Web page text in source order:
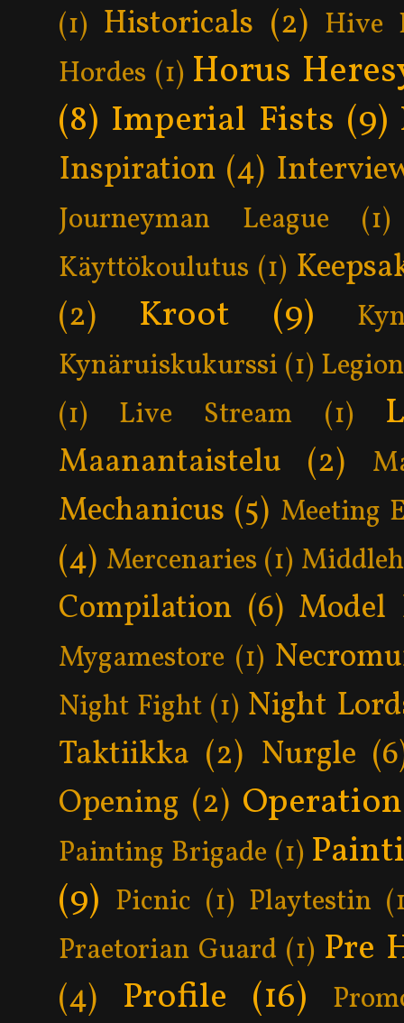
(1) Historicals (2) Hive
Hordes (1) Horus
(8) Imperial Fists (9)
Inspiration (4)
Journeyman League
(1)
Käyttökoulutus (1)
(2)
Kroot (9)
Kynäruiskukurssi (1)
(1)
Live Stream (1)
Maanantaistelu (2)
Mechanicus (5) Meeting
(4) Mercenaries (1)
Compilation (6) Model
Mygamestore (1)
Night Fight (1) Night
Taktiikka (2) Nurgle
Opening (2)
Painting Brigade (1)
(9) Picnic (1) Playtestin
Praetorian Guard (1) Pre
(4) Profile (16)